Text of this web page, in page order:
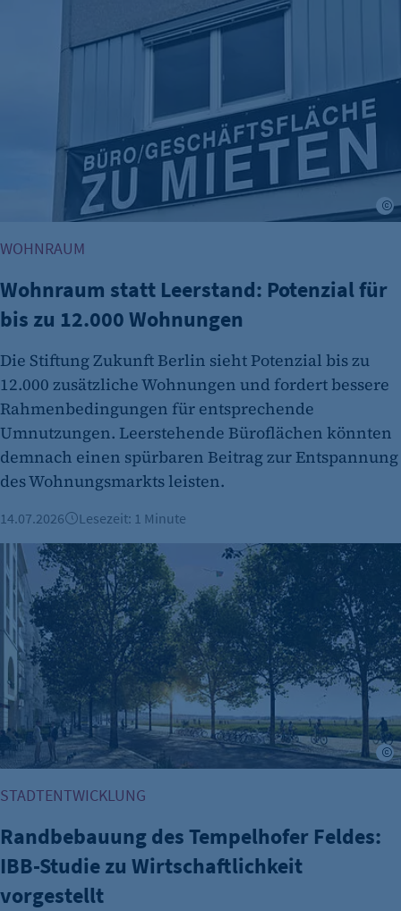
Zweck:
etracker Analytics
Name:
isSdEnabled
Anbieter:
Erkennung, ob bei dem Besucher die
Cookie Laufzeit:
24 Std.
Wohnraum statt Leerstand: Potenzial für bis zu 12.000
WOHNRAUM
Wohnraum statt Leerstand: Potenzial für
bis zu 12.000 Wohnungen
Die Stiftung Zukunft Berlin sieht Potenzial bis zu
12.000 zusätzliche Wohnungen und fordert bessere
Rahmenbedingungen für entsprechende
Umnutzungen. Leerstehende Büroflächen könnten
demnach einen spürbaren Beitrag zur Entspannung
des Wohnungsmarkts leisten.
14.07.2026 Lesezeit: 1 Minute
Randbebauung des Tempelhofer Feldes: IBB-Studie zu
STADTENTWICKLUNG
Randbebauung des Tempelhofer Feldes:
IBB-Studie zu Wirtschaftlichkeit
vorgestellt